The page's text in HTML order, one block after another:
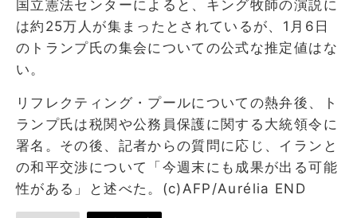
国立憲法センターによると、キング牧師の演説に
は約25万人が集まったとされているが、1月6日
のトランプ氏の集会についての公式な推定値はな
い。
リフレクティング・プールについての熱弁後、ト
ランプ氏は税関や公務員保護に関する大統領令に
署名。その後、記者からの質問に応じ、イランと
の和平交渉について「今週末にも成果が出る可能
性がある」と述べた。(c)AFP/Aurélia END